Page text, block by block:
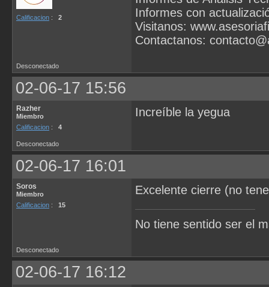
Calificacion : 2
Informes con
Visitanos:
Contactanos:
Desconectado
02-06-17 15:56
Razher
Miembro
Calificacion : 4
Increíble la yegua
Desconectado
02-06-17 16:01
Soros
Miembro
Calificacion : 15
Excelente cierre (no
No tiene sentido ser el
Desconectado
02-06-17 16:12